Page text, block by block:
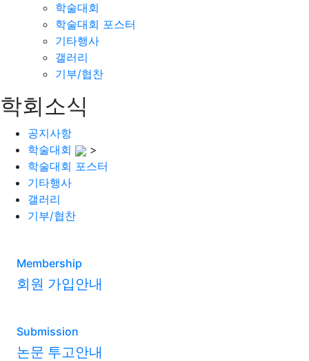
학술대회
학술대회 포스터
기타행사
갤러리
기부/협찬
학회소식
공지사항
학술대회
>
학술대회 포스터
기타행사
갤러리
기부/협찬
Membership
회원 가입안내
Submission
논문 투고안내